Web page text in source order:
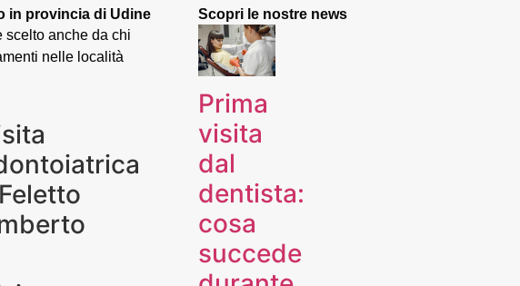
in provincia di Udine
scelto anche da chi
nelle località
Feletto
Scopri le nostre news
Prima
visita
dal
dentista:
cosa
succede